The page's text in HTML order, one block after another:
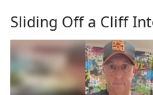
Sliding Off a Cliff